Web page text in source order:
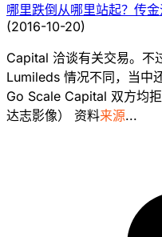
哪里跌倒从哪里站起？传
(2016-10-20)
Capital 洽谈有关交易。不
Lumileds 情况不同，当中
Go Scale Capital 双方均
达志影像） 资料来源...